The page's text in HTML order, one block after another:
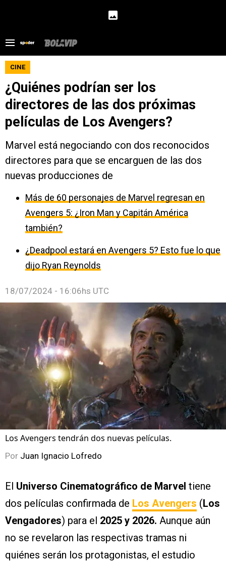
CINE
¿Quiénes podrían ser los
directores de las dos próximas
películas de Los Avengers?
Marvel está negociando con dos reconocidos
directores para que se encarguen de las dos
nuevas producciones de
Más de 60 personajes de Marvel regresan en
Avengers 5: ¿Iron Man y Capitán América
también?
¿Deadpool estará en Avengers 5? Esto fue lo que
dijo Ryan Reynolds
18/07/2024 - 16:06hs UTC
Los Avengers tendrán dos nuevas películas.
Por Juan Ignacio Lofredo
El Universo Cinematográfico de Marvel tiene
dos películas confirmada de Los Avengers (Los
Vengadores) para el 2025 y 2026. Aunque aún
no se revelaron las respectivas tramas ni
quiénes serán los protagonistas, el estudio